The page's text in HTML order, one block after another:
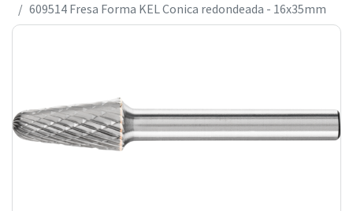
609514 Fresa Forma KEL Conica redondeada - 16x35mm